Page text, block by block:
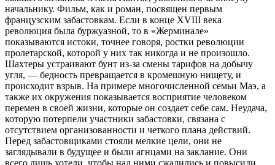
начальнику. Фильм, как и роман, посвящен первым
французским забастовкам. Если в конце XVIII века
революция была буржуазной, то в «Жерминале»
показываются истоки, точнее говоря, ростки революции
пролетарской, которой у них так никогда и не произошло.
Шахтеры устраивают бунт из-за смены тарифов на добычу
угля, — бедность превращается в кромешную нищету, и
происходит взрыв. На примере многочисленной семьи Маэ, а
также их окружения показывается восприятие человеком
перемен в своей жизни, которые он создает себе сам. Неудача,
которую потерпели участники забастовки, связана с
отсутствием организованности и четкого плана действий.
Перед забастовщиками стояли мелкие цели, они не
заглядывали в будущее и были агнцами на заклание. Они